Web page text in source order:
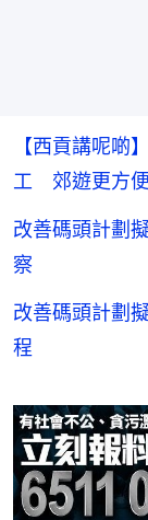
【西貢講呢
工 郊遊更方便
改善碼頭計劃
察
改善碼頭計劃
程